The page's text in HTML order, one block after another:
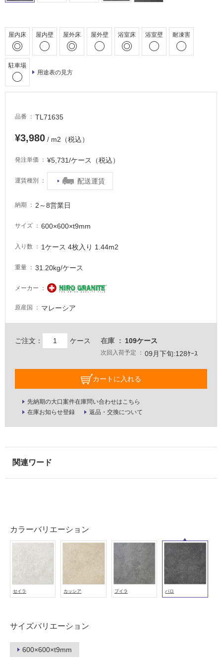
屋内床 屋内壁 屋外床 屋外壁 浴室床 浴室壁 耐凍害
駐車場
用途表の見方
品番 TL71635
¥3,980 / m2（税込）
発注単価 ¥5,731/ケース（税込）
運賃種別 配送運賃
納期 2～8営業日
サイズ 600×600×t9mm
入り数 1ケース 4枚入り 1.44m2
重量 31.20kg/ケース
メーカー
原産国 マレーシア
ご注文： ケース 在庫 109ケース
次回入荷予定 09月下旬:128ｹｰｽ
カートに入れる
先納期の大口案件在庫問い合わせはこちら
在庫お知らせ登録
返品・交換について
カラーバリエーション
セイラ カッシア プイラ パロ
サイズバリエーション
600×600×t9mm
非
常
に
し
適
て
が
要
適
て
な
内
屋
使
用
能
能
(寒
外)
使
不